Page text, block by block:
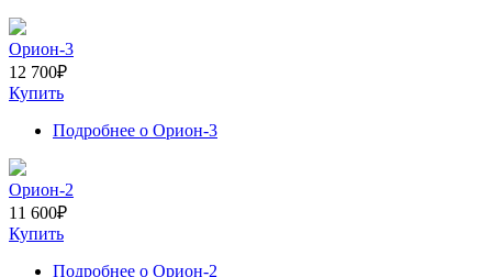
Орион-3
12 700₽
Купить
Подробнее о Орион-3
Орион-2
11 600₽
Купить
Подробнее о Орион-2